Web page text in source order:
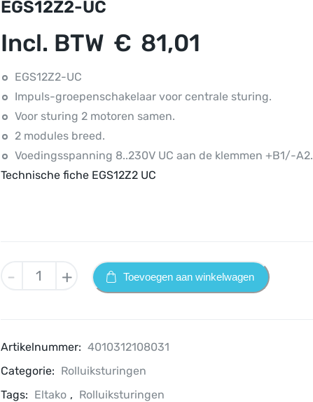
EGS12Z2-UC
€ 81,01
Incl. BTW
EGS12Z2-UC
Impuls-groepenschakelaar voor centrale sturing.
Voor sturing 2 motoren samen.
2 modules breed.
Voedingsspanning 8..230V UC aan de klemmen +B1/-A2.
Technische fiche EGS12Z2 UC
-
EGS12Z2-+ Toevoegen aan winkelwagen
Artikelnummer: 4010312108031
Categorie: Rolluiksturingen
Tags: Eltako , Rolluiksturingen